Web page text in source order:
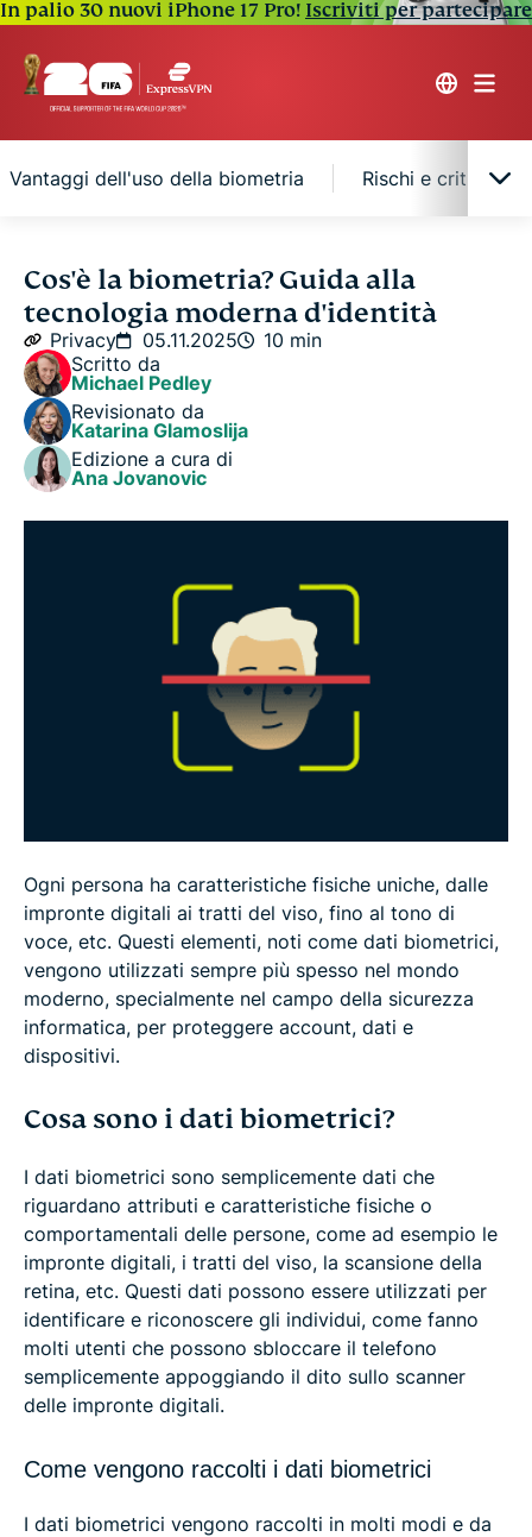
In palio 30 nuovi iPhone 17 Pro! Iscriviti per partecipare
Vantaggi dell'uso della biometria Rischi e criticità
Cosa sono i dati biometrici?
Tipi di identificazione biometrica
Come funziona l'autenticazione biometrica
Vantaggi dell'uso della biometria
Come proteggere i propri dati biometrici
Il futuro della biometria
Cos'è la biometria? Guida alla
tecnologia moderna d'identità
Privacy 05.11.2025
10 min
Scritto da
Michael Pedley
Revisionato da
Katarina Glamoslija
Edizione a cura di
Ana Jovanovic
Ogni persona ha caratteristiche fisiche uniche, dalle
impronte digitali ai tratti del viso, fino al tono di
voce, etc. Questi elementi, noti come dati biometrici,
vengono utilizzati sempre più spesso nel mondo
moderno, specialmente nel campo della sicurezza
informatica, per proteggere account, dati e
dispositivi.
Cosa sono i dati biometrici?
I dati biometrici sono semplicemente dati che
riguardano attributi e caratteristiche fisiche o
comportamentali delle persone, come ad esempio le
impronte digitali, i tratti del viso, la scansione della
retina, etc. Questi dati possono essere utilizzati per
identificare e riconoscere gli individui, come fanno
molti utenti che possono sbloccare il telefono
semplicemente appoggiando il dito sullo scanner
delle impronte digitali.
Come vengono raccolti i dati biometrici
I dati biometrici vengono raccolti in molti modi e da